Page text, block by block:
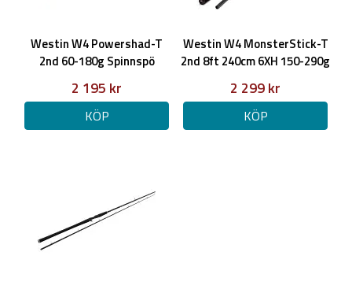
Westin W4 Powershad-T
2nd 60-180g Spinnspö
2 195 kr
KÖP
Westin W4 MonsterStick-T
2nd 8ft 240cm 6XH 150-290g
2 299 kr
KÖP